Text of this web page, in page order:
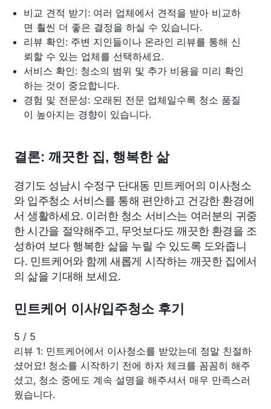
비교 견적 받기: 여러 업체에서 견적을 받아 비교하
면 훨씬 더 좋은 결정을 하실 수 있습니다.
리뷰 확인: 주변 지인들이나 온라인 리뷰를 통해 신
뢰할 수 있는 업체를 선택하세요.
서비스 확인: 청소의 범위 및 추가 비용을 미리 확인
하는 것이 중요합니다.
경험 및 전문성: 오래된 전문 업체일수록 청소 품질
이 높아지는 경향이 있습니다.
결론: 깨끗한 집, 행복한 삶
경기도 성남시 수정구 단대동 민트케어의 이사청소
와 입주청소 서비스를 통해 편안하고 건강한 환경에
서 생활하세요. 이러한 청소 서비스는 여러분의 귀중
한 시간을 절약해주고, 무엇보다도 깨끗한 환경을 조
성하여 보다 행복한 삶을 누릴 수 있도록 도와줍니
다. 민트케어와 함께 새롭게 시작하는 깨끗한 집에서
의 삶을 기대해 보세요.
민트케어 이사/입주청소 후기
5 / 5
리뷰 1: 민트케어에서 이사청소를 받았는데 정말 친절하
셨어요! 청소를 시작하기 전에 하자 체크를 꼼꼼히 해주
셨고, 청소 중에도 계속 설명을 해주셔서 매우 만족스러
웠습니다.